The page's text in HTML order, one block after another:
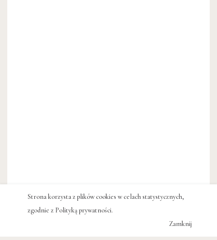
Strona korzysta z plików cookies w celach statystycznych,
zgodnie z Polityką prywatności.
Zamknij